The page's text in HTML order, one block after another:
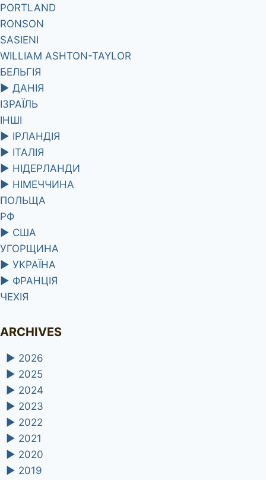
PORTLAND
RONSON
SASIENI
WILLIAM ASHTON-TAYLOR
БЕЛЬГІЯ
► ДАНІЯ
ІЗРАЇЛЬ
ІНШІ
► ІРЛАНДІЯ
► ІТАЛІЯ
► НІДЕРЛАНДИ
► НІМЕЧЧИНА
ПОЛЬЩА
РФ
► США
УГОРЩИНА
► УКРАЇНА
► ФРАНЦІЯ
ЧЕХІЯ
ARCHIVES
► 2026
► 2025
► 2024
► 2023
► 2022
► 2021
► 2020
► 2019